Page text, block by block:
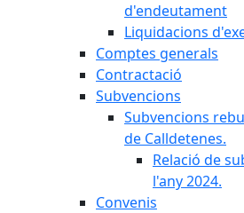
d'endeutament
Liquidacions
Comptes generals
Contractació
Subvencions
Subvencions
de Calldetenes.
Relació de
l'any 2024.
Convenis